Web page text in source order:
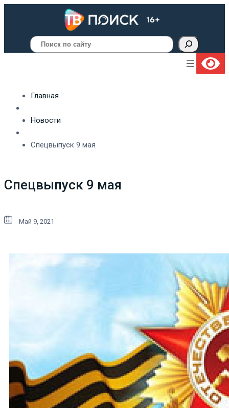
Поиск
Главная
Новости
Спецвыпуск 9 мая
Спецвыпуск 9 мая
Май 9, 2021